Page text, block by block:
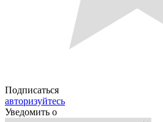
Подписаться
авторизуйтесь
Уведомить о